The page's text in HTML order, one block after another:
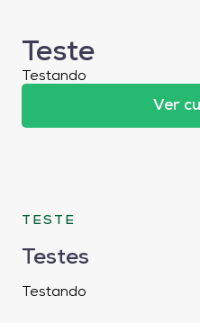
Teste
Testando
Ver
TESTE
Testes
Testando